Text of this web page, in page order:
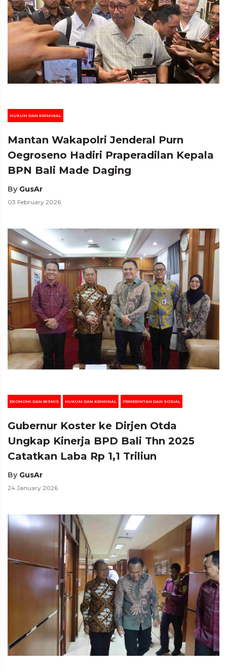
HUKUM DAN KRIMINAL
Mantan Wakapolri Jenderal Purn
Oegroseno Hadiri Praperadilan Kepala
BPN Bali Made Daging
By GusAr
03 February 2026
EKONOMI DAN BISNIS HUKUM DAN KRIMINAL PEMERINTAH DAN SOSIAL
Gubernur Koster ke Dirjen Otda
Ungkap Kinerja BPD Bali Thn 2025
Catatkan Laba Rp 1,1 Triliun
By GusAr
24 January 2026